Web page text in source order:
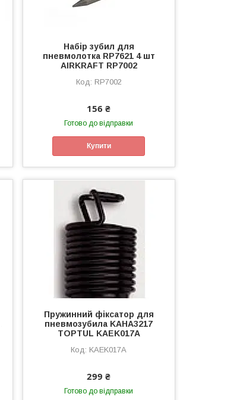
Набір зубил для
пневмолотка RP7621 4 шт
AIRKRAFT RP7002
RP7002
156 ₴
Готово до відправки
Купити
Пружинний фіксатор для
пневмозубила KAHA3217
TOPTUL KAEK017A
KAEK017A
299 ₴
Готово до відправки